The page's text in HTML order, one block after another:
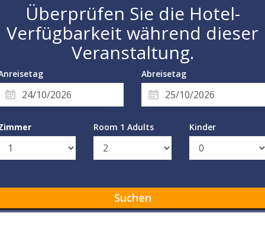
Überprüfen Sie die Hotel-
Verfügbarkeit während dieser
Veranstaltung.
Abreisetag
Room 1 Adults Kinder
Suchen